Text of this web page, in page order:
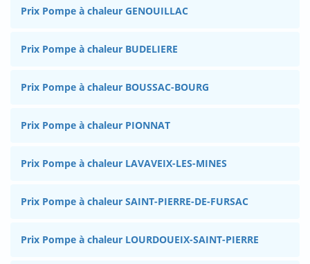
Prix Pompe à chaleur GENOUILLAC
Prix Pompe à chaleur BUDELIERE
Prix Pompe à chaleur BOUSSAC-BOURG
Prix Pompe à chaleur PIONNAT
Prix Pompe à chaleur LAVAVEIX-LES-MINES
Prix Pompe à chaleur SAINT-PIERRE-DE-FURSAC
Prix Pompe à chaleur LOURDOUEIX-SAINT-PIERRE